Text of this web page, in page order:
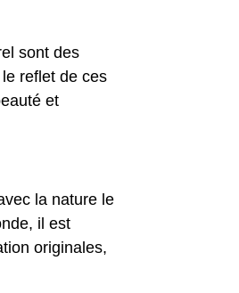
sont des
reflet de ces
et
la nature le
il est
originales,